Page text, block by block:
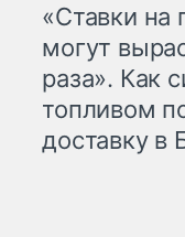
«Ставки на
могут
раза». Как
топливом
доставку в